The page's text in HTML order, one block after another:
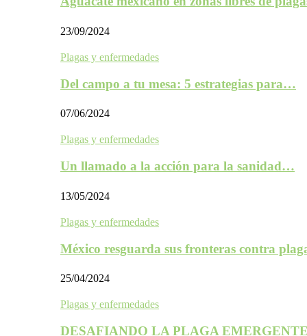
23/09/2024
Plagas y enfermedades
Del campo a tu mesa: 5 estrategias para…
07/06/2024
Plagas y enfermedades
Un llamado a la acción para la sanidad…
13/05/2024
Plagas y enfermedades
México resguarda sus fronteras contra
25/04/2024
Plagas y enfermedades
DESAFIANDO LA PLAGA